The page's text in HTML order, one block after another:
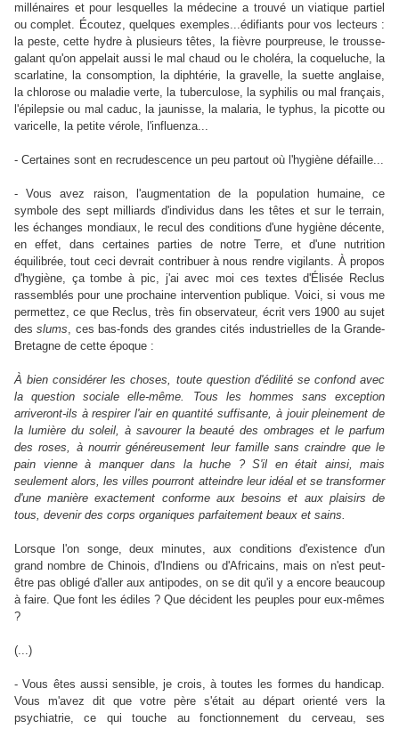
millénaires et pour lesquelles la médecine a trouvé un viatique partiel
ou complet. Écoutez, quelques exemples...édifiants pour vos lecteurs :
la peste, cette hydre à plusieurs têtes, la fièvre pourpreuse, le trousse-
galant qu'on appelait aussi le mal chaud ou le choléra, la coqueluche, la
scarlatine, la consomption, la diphtérie, la gravelle, la suette anglaise,
la chlorose ou maladie verte, la tuberculose, la syphilis ou mal français,
l'épilepsie ou mal caduc, la jaunisse, la malaria, le typhus, la picotte ou
varicelle, la petite vérole, l'influenza...
- Certaines sont en recrudescence un peu partout où l'hygiène défaille...
- Vous avez raison, l'augmentation de la population humaine, ce
symbole des sept milliards d'individus dans les têtes et sur le terrain,
les échanges mondiaux, le recul des conditions d'une hygiène décente,
en effet, dans certaines parties de notre Terre, et d'une nutrition
équilibrée, tout ceci devrait contribuer à nous rendre vigilants. À propos
d'hygiène, ça tombe à pic, j'ai avec moi ces textes d'Élisée Reclus
rassemblés pour une prochaine intervention publique. Voici, si vous me
permettez, ce que Reclus, très fin observateur, écrit vers 1900 au sujet
desslums, ces bas-fonds des grandes cités industrielles de la Grande-
Bretagne de cette époque :
À bien considérer les choses, toute question d'édilité se confond avec
la question sociale elle-même. Tous les hommes sans exception
arriveront-ils à respirer l'air en quantité suffisante, à jouir pleinement de
la lumière du soleil, à savourer la beauté des ombrages et le parfum
des roses, à nourrir généreusement leur famille sans craindre que le
pain vienne à manquer dans la huche ? S'il en était ainsi, mais
seulement alors, les villes pourront atteindre leur idéal et se transformer
d'une manière exactement conforme aux besoins et aux plaisirs de
tous, devenir des corps organiques parfaitement beaux et sains.
Lorsque l'on songe, deux minutes, aux conditions d'existence d'un
grand nombre de Chinois, d'Indiens ou d'Africains, mais on n'est peut-
être pas obligé d'aller aux antipodes, on se dit qu'il y a encore beaucoup
à faire. Que font les édiles ? Que décident les peuples pour eux-mêmes
?
(...)
- Vous êtes aussi sensible, je crois, à toutes les formes du handicap.
Vous m'avez dit que votre père s'était au départ orienté vers la
psychiatrie, ce qui touche au fonctionnement du cerveau, ses